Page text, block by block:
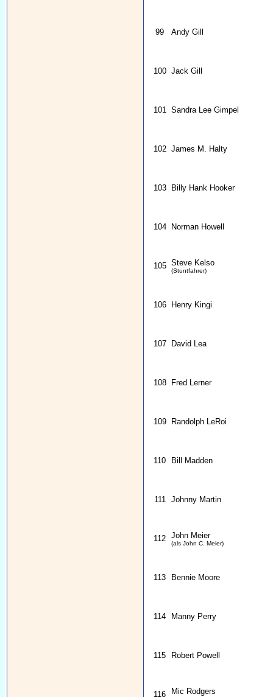
99 Andy Gill
100 Jack Gill
101 Sandra Lee Gimpel
102 James M. Halty
103 Billy Hank Hooker
104 Norman Howell
105 Steve Kelso
(Stuntfahrer)
106 Henry Kingi
107 David Lea
108 Fred Lerner
109 Randolph LeRoi
110 Bill Madden
111 Johnny Martin
112 John Meier
(als John C. Meier)
113 Bennie Moore
114 Manny Perry
115 Robert Powell
116 Mic Rodgers